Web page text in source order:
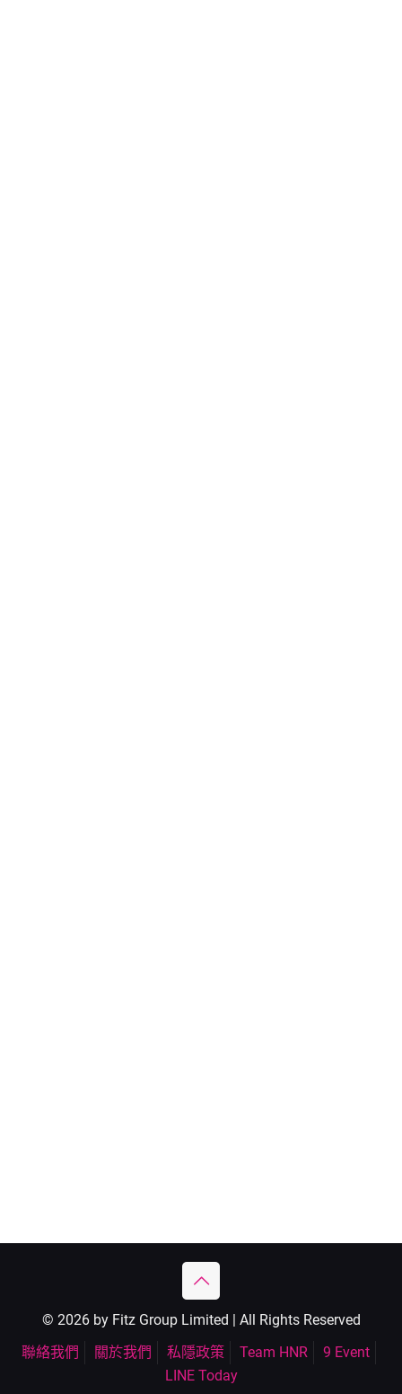
© 2026 by Fitz Group Limited | All Rights Reserved
聯絡我們
關於我們 私隱政策 Team HNR
9 Event
LINE Today